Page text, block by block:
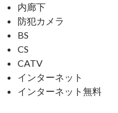
内廊下
防犯カメラ
BS
CS
CATV
インターネット
インターネット無料